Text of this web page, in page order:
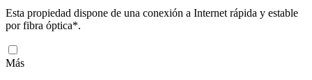
Esta propiedad dispone de una conexión a Internet rápida y estable
por fibra óptica*.
Más